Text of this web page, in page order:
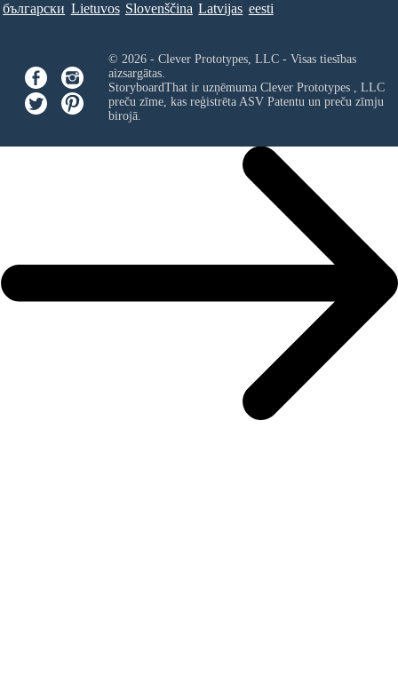
Legend
1 Years and 120 Days
български Lietuvos Slovenščina Latvijas eesti
© 2026 - Clever Prototypes, LLC - Visas tiesības
aizsargātas.
StoryboardThat ir uzņēmuma Clever Prototypes , LLC
preču zīme, kas reģistrēta ASV Patentu un preču zīmju
birojā.